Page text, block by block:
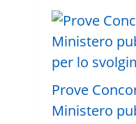
Prove
Ministero